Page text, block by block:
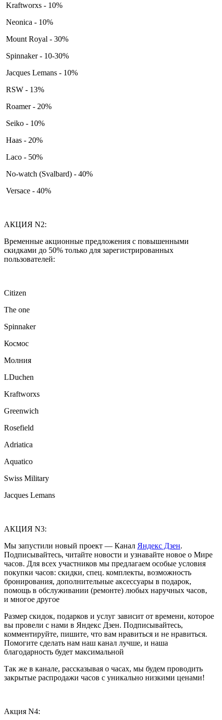
Kraftworxs - 10%
Neonica - 10%
Mount Royal - 30%
Spinnaker - 10-30%
Jacques Lemans - 10%
RSW - 13%
Roamer - 20%
Seiko - 10%
Haas - 20%
Laco - 50%
No-watch (Svalbard) - 40%
Versace - 40%
АКЦИЯ N2:
Временные акционные предложения с повышенными
скидками до 50% только для зарегистрированных
пользователей:
Citizen
The one
Spinnaker
Космос
Молния
LDuchen
Kraftworxs
Greenwich
Rosefield
Adriatica
Aquatico
Swiss Military
Jacques Lemans
АКЦИЯ N3:
Мы запустили новый проект — Канал Яндекс Дзен.
Подписывайтесь, читайте новости и узнавайте новое о Мире
часов. Для всех участников мы предлагаем особые условия
покупки часов: скидки, спец. комплекты, возможность
бронирования, дополнительные аксессуары в подарок,
помощь в обслуживании (ремонте) любых наручных часов,
и многое другое
Размер скидок, подарков и услуг зависит от времени, которое
вы провели с нами в Яндекс Дзен. Подписывайтесь,
комментируйте, пишите, что вам нравиться и не нравиться.
Помогите сделать нам наш канал лучше, и наша
благодарность будет максимальной
Так же в канале, рассказывая о часах, мы будем проводить
закрытые распродажи часов с уникально низкими ценами!
Акция N4: